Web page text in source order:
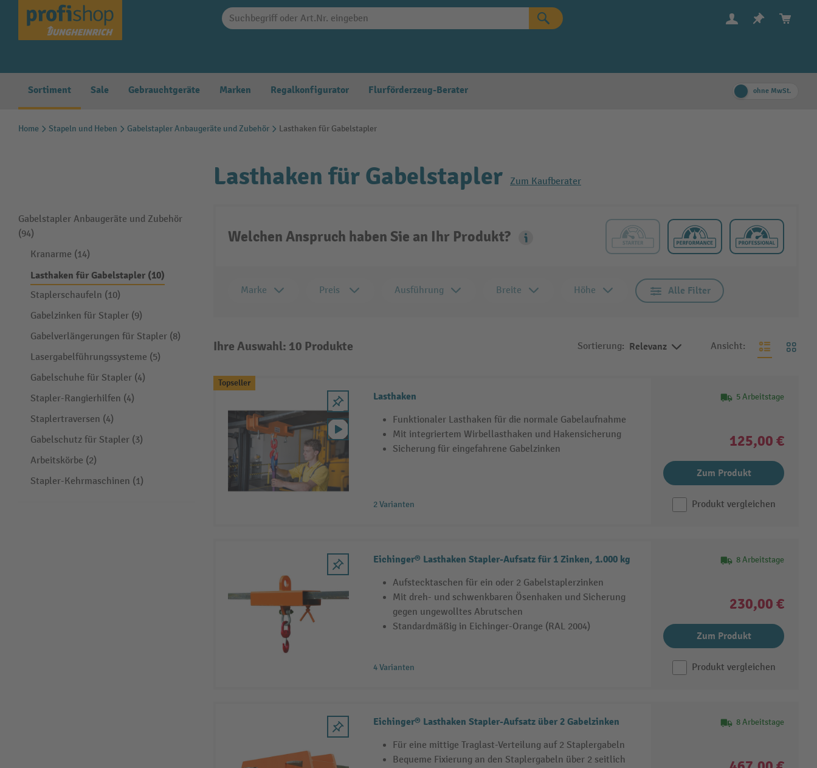
Zur Hauptnavigation springen
Sortiment Sale Gebrauchtgeräte Marken Regalkonfigurator Flurförderzeug-Berater ohne MwSt.
Home Stapeln und Heben Gabelstapler Anbaugeräte und Zubehör Lasthaken für Gabelstapler
Gabelstapler Anbaugeräte und Zubehör
(94)
Kranarme (14)
Lasthaken für Gabelstapler (10)
Staplerschaufeln (10)
Gabelzinken für Stapler (9)
Gabelverlängerungen für Stapler (8)
Lasergabelführungssysteme (5)
Gabelschuhe für Stapler (4)
Stapler-Rangierhilfen (4)
Staplertraversen (4)
Gabelschutz für Stapler (3)
Arbeitskörbe (2)
Stapler-Kehrmaschinen (1)
Lasthaken für Gabelstapler Zum Kaufberater
Welchen Anspruch haben Sie an Ihr Produkt?
Marke Preis Ausführung Breite Höhe Alle Filter
Ihre Auswahl: 10 Produkte Sortierung: Relevanz Ansicht:
Topseller
Lasthaken
Funktionaler Lasthaken für die normale Gabelaufnahme
Mit integriertem Wirbellasthaken und Hakensicherung
Sicherung für eingefahrene Gabelzinken
2 Varianten
5 Arbeitstage
125,00 €
Zum Produkt
Produkt vergleichen
Eichinger® Lasthaken Stapler-Aufsatz für 1 Zinken, 1.000 kg
Aufstecktaschen für ein oder 2 Gabelstaplerzinken
Mit dreh- und schwenkbaren Ösenhaken und Sicherung
gegen ungewolltes Abrutschen
Standardmäßig in Eichinger-Orange (RAL 2004)
4 Varianten
8 Arbeitstage
230,00 €
Zum Produkt
Produkt vergleichen
Eichinger® Lasthaken Stapler-Aufsatz über 2 Gabelzinken
Für eine mittige Traglast-Verteilung auf 2 Staplergabeln
Bequeme Fixierung an den Staplergabeln über 2 seitlich
8 Arbeitstage